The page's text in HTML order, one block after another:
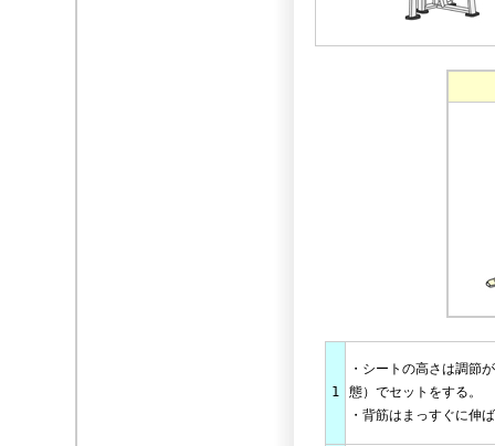
1
・シートの高さは調節
態）でセットをする。
・背筋はまっすぐに伸